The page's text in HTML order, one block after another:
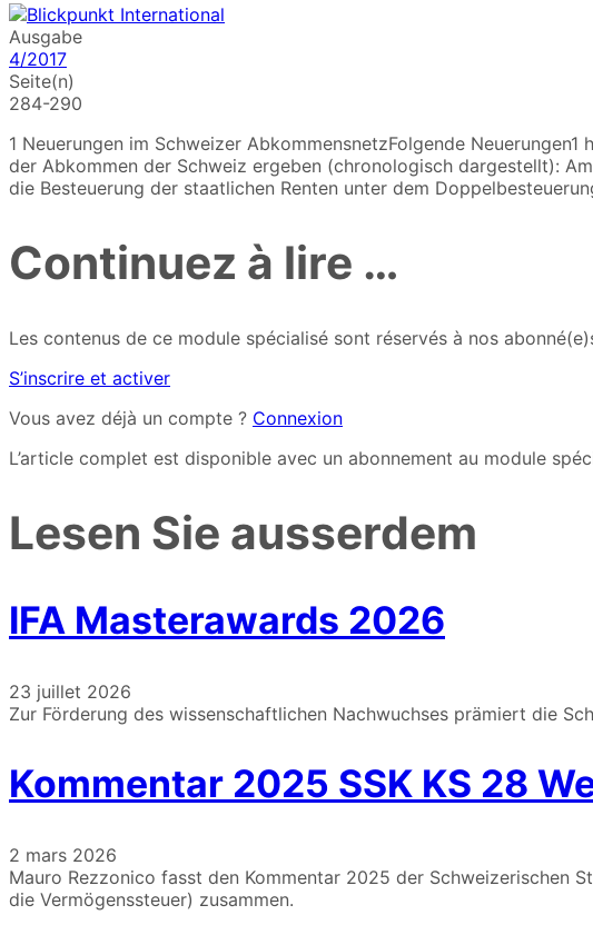
Ausgabe
4/2017
Seite(n)
284-290
1 Neuerungen im Schweizer AbkommensnetzFolgende
der Abkommen der Schweiz ergeben (chronologisch dargestellt):
die Besteuerung der staatlichen Renten unter dem
Continuez à lire …
Les contenus de ce module spécialisé sont réservés à nos
S’inscrire et activer
Vous avez déjà un compte ? Connexion
L’article complet est disponible avec un abonnement au module
Lesen Sie ausserdem
IFA Masterawards 2026
23 juillet 2026
Zur Förderung des wissenschaftlichen Nachwuchses prämiert die
Kommentar 2025 SSK KS 28
2 mars 2026
Mauro Rezzonico fasst den Kommentar 2025 der Schweizerischen
die Vermögenssteuer) zusammen.